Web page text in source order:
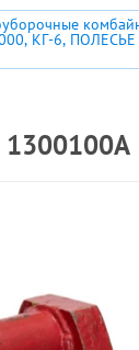
КГ-6,
1300100А